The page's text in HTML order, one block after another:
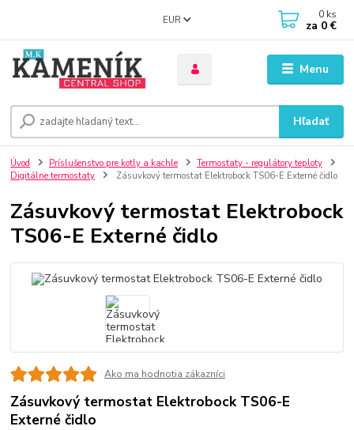
Menu
EUR
Hľadať
0 ks
za 0 €
Úvod Príslušenstvo pre kotly a kachle
Termostaty - regulátory teploty
Digitálne termostaty
Zásuvkový termostat Elektrobock TS06-E Externé čidlo
Zásuvkový termostat Elektrobock
TS06-E Externé čidlo
Ako ma hodnotia zákazníci
Zásuvkový termostat Elektrobock TS06-E
Externé čidlo